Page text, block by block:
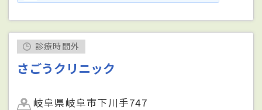
診療時間外
さごうクリニック
岐阜県岐阜市下川手747